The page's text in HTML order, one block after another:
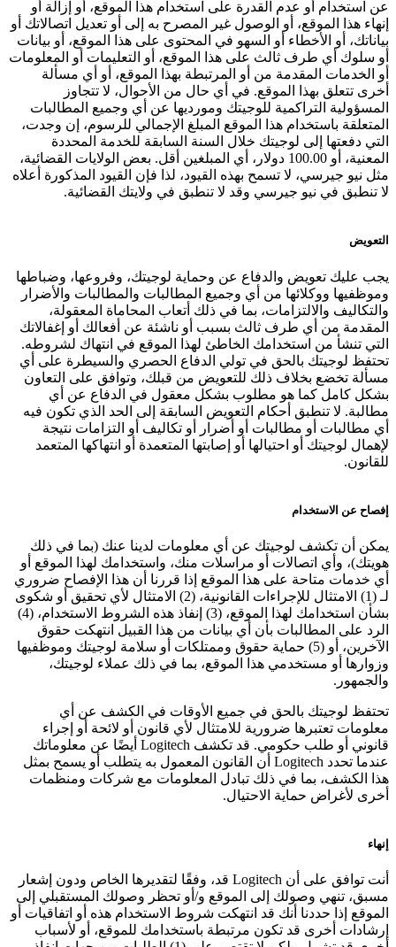
عن استخدام أو عدم القدرة على استخدام هذا الموقع، أو إزالة أو
إنهاء هذا الموقع، أو الوصول غير المصرح به إلى أو تعديل اتصالاتك أو
بياناتك، أو الأخطاء أو السهو في المحتوى على هذا الموقع، أو بيانات
أو سلوك أي طرف ثالث على هذا الموقع، أو التعليمات أو المعلومات
أو الخدمات المقدمة من أو المرتبطة بهذا الموقع، أو أي مسألة
أخرى تتعلق بهذا الموقع. في أي حال من الأحوال، لا تتجاوز
المسؤولية التراكمية للوجيتك ومورديها عن أي وجميع المطالبات
المتعلقة باستخدام هذا الموقع المبلغ الإجمالي للرسوم، إن وجدت،
التي دفعتها إلى لوجيتك خلال السنة السابقة للخدمة المحددة
المعنية، أو 100.00 دولار، أي المبلغين أقل. بعض الولايات القضائية،
مثل نيو جيرسي، لا تسمح بهذه القيود، لذا فإن القيود المذكورة أعلاه
لا تنطبق في نيو جيرسي وقد لا تنطبق في ولايتك القضائية.
التعويض
يجب عليك تعويض والدفاع عن وحماية لوجيتك، وفروعها، وضباطها
وموظفيها ووكلائها من أي وجميع المطالبات والمطالبات والأضرار
والتكاليف والالتزامات، بما في ذلك أتعاب المحاماة المعقولة،
المقدمة من أي طرف ثالث بسبب أو ناشئة عن أفعالك أو إغفالاتك
التي تنشأ من استخدامك الخاطئ لهذا الموقع في انتهاك لشروطه.
تحتفظ لوجيتك بالحق في تولي الدفاع الحصري والسيطرة على أي
مسألة تخضع بخلاف ذلك للتعويض من قبلك، وتوافق على التعاون
بشكل كامل كما هو مطلوب بشكل معقول في الدفاع عن أي
مطالبة. لا تنطبق أحكام التعويض السابقة إلى الحد الذي تكون فيه
أي مطالبات أو مطالبات أو أضرار أو تكاليف أو التزامات نتيجة
لإهمال لوجيتك أو احتيالها أو إصابتها المتعمدة أو انتهاكها المتعمد
للقانون.
إفصاح عن الاستخدام
يمكن أن تكشف لوجيتك عن أي معلومات لدينا عنك (بما في ذلك
هويتك)، وأي اتصالات أو مراسلات منك، واستخدامك لهذا الموقع أو
أي خدمات متاحة على هذا الموقع إذا قررنا أن هذا الإفصاح ضروري
لـ (1) الامتثال للإجراءات القانونية، (2) الامتثال لأي تحقيق أو شكوى
بشأن استخدامك لهذا الموقع، (3) إنفاذ هذه الشروط الاستخدام، (4)
الرد على المطالبات بأن أي بيانات من هذا القبيل انتهكت حقوق
الآخرين، أو (5) حماية حقوق وممتلكات أو سلامة لوجيتك وموظفيها
وزوارها أو مستخدمي هذا الموقع، بما في ذلك عملاء لوجيتك،
والجمهور.
تحتفظ لوجيتك بالحق في جميع الأوقات في الكشف عن أي
معلومات تعتبرها ضرورية للامتثال لأي قانون أو لائحة أو إجراء
قانوني أو طلب حكومي. قد تكشف Logitech أيضًا عن معلوماتك
عندما تحدد Logitech أن القانون المعمول به يتطلب أو يسمح بمثل
هذا الكشف، بما في ذلك تبادل المعلومات مع شركات ومنظمات
أخرى لأغراض حماية الاحتيال.
إنهاء
أنت توافق على أن Logitech قد، وفقًا لتقديرها الخاص ودون إشعار
مسبق، تنهي وصولك إلى الموقع و/أو تحظر وصولك المستقبلي إلى
الموقع إذا حددنا أنك قد انتهكت شروط الاستخدام هذه أو اتفاقيات أو
إرشادات أخرى قد تكون مرتبطة باستخدامك للموقع، أو لأسباب